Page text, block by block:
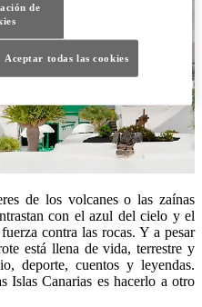
de los volcanes o las zaínas
con el azul del cielo y el
contra las rocas. Y a pesar
está llena de vida, terrestre y
deporte, cuentos y leyendas.
Islas Canarias es hacerlo a otro
de
Aceptar todas las cookies